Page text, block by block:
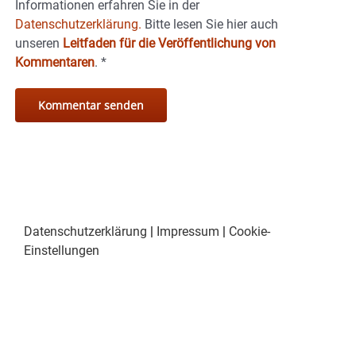
Informationen erfahren Sie in der
Datenschutzerklärung. Bitte lesen Sie hier auch
unseren Leitfaden für die Veröffentlichung von
Kommentaren. *
Datenschutzerklärung Impressum
Cookie-
Einstellungen